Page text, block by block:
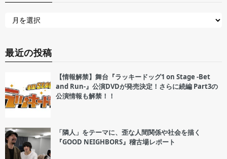
最近の投稿
【情報解禁】舞台『ラッキードッグ1 on Stage -Bet
and Run-』公演DVDが発売決定！さらに続編 Part3の
公演情報も解禁！！
「隣人」をテーマに、歪な人間関係や社会を描く
『GOOD NEIGHBORS』稽古場レポート